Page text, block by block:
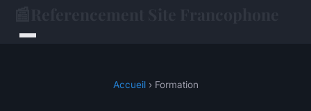
Accueil› Formation